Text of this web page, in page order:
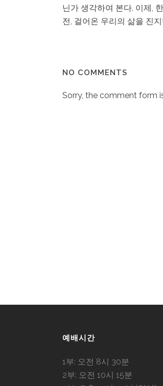
닌가 생각하여 본다. 이제,
전, 걸어온 우리의 삶을 진
NO COMMENTS
Sorry, the comment form
예배시간
1부: 오전 8시 30분
2부: 오전 10시 15분